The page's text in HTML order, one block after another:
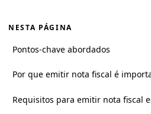
NESTA PÁGINA
Pontos-chave abordados
Por que emitir nota fiscal é
Requisitos para emitir nota fiscal